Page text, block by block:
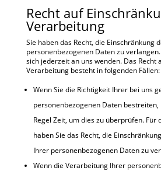
Recht auf
Verarbeitung
Sie haben das Recht, die Einschränkung
personenbezogenen Daten zu
sich jederzeit an uns wenden. Das Recht
Verarbeitung besteht in folgenden Fällen:
Wenn Sie die Richtigkeit Ihrer bei uns
personenbezogenen Daten
Regel Zeit, um dies zu überprüfen. Für
haben Sie das Recht, die
Ihrer personenbezogenen Daten zu
Wenn die Verarbeitung Ihrer